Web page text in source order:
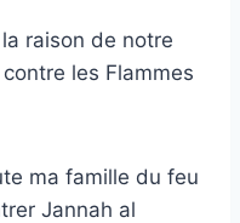
raison de notre
les Flammes
ma famille du feu
Jannah al